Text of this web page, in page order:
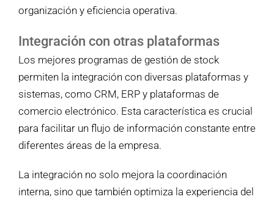
organización y eficiencia operativa.
Integración con otras plataformas
Los mejores programas de gestión de stock
permiten la integración con diversas plataformas y
sistemas, como CRM, ERP y plataformas de
comercio electrónico. Esta característica es crucial
para facilitar un flujo de información constante entre
diferentes áreas de la empresa.
La integración no solo mejora la coordinación
interna, sino que también optimiza la experiencia del